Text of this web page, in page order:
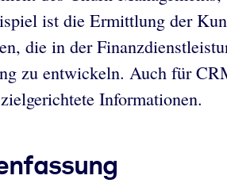
ist die Ermittlung der
die in der
zu entwickeln. Auch für
Informationen.